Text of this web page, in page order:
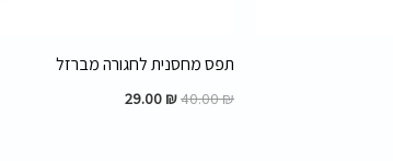
תפס מחסנית לחגורה מברזל
40.00₪
29.00 ₪